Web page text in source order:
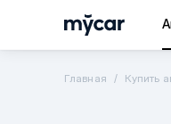
Главная Купить